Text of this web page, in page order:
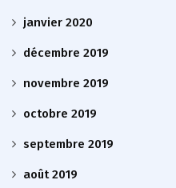
janvier 2020
décembre 2019
novembre 2019
octobre 2019
septembre 2019
août 2019